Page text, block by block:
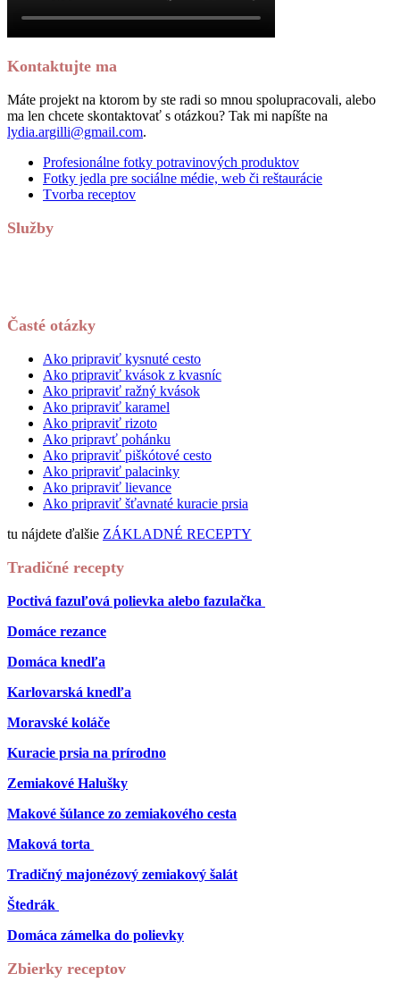
Kontaktujte ma
Máte projekt na ktorom by ste radi so mnou spolupracovali, alebo
ma len chcete skontaktovať s otázkou? Tak mi napíšte na
lydia.argilli@gmail.com.
Profesionálne fotky potravinových produktov
Fotky jedla pre sociálne médie, web či reštaurácie
Tvorba receptov
Služby
Časté otázky
Ako pripraviť kysnuté cesto
Ako pripraviť kvások z kvasníc
Ako pripraviť ražný kvások
Ako pripraviť karamel
Ako pripraviť rizoto
Ako pripravť pohánku
Ako pripraviť piškótové cesto
Ako pripraviť palacinky
Ako pripraviť lievance
Ako pripraviť šťavnaté kuracie prsia
tu nájdete ďalšie ZÁKLADNÉ RECEPTY
Tradičné recepty
Poctivá fazuľová polievka alebo fazulačka
Domáce rezance
Domáca knedľa
Karlovarská knedľa
Moravské koláče
Kuracie prsia na prírodno
Zemiakové Halušky
Makové šúlance zo zemiakového cesta
Maková torta
Tradičný majonézový zemiakový šalát
Štedrák
Domáca zámelka do polievky
Zbierky receptov